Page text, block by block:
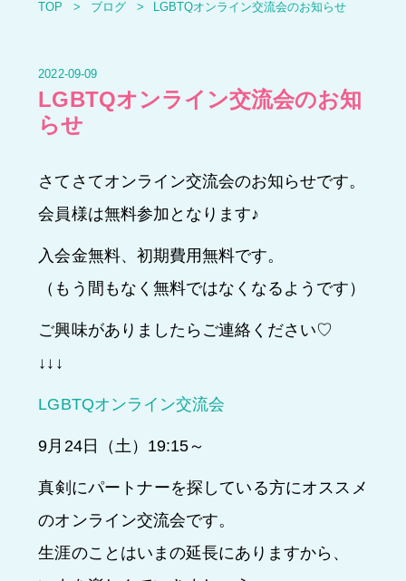
TOP ブログ LGBTQオンライン交流会のお知らせ
2022-09-09
LGBTQオンライン交流会のお知
らせ
さてさてオンライン交流会のお知らせです。
会員様は無料参加となります♪
入会金無料、初期費用無料です。
（もう間もなく無料ではなくなるようです）
ご興味がありましたらご連絡ください♡
↓↓↓
LGBTQオンライン交流会
9月24日（土）19:15～
真剣にパートナーを探している方にオススメ
のオンライン交流会です。
生涯のことはいまの延長にありますから、